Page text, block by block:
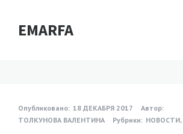
EMARFA
Опубликовано: 18 ДЕКАБРЯ 2017
Автор:
ТОЛКУНОВА ВАЛЕНТИНА
Рубрики: НОВОСТИ,